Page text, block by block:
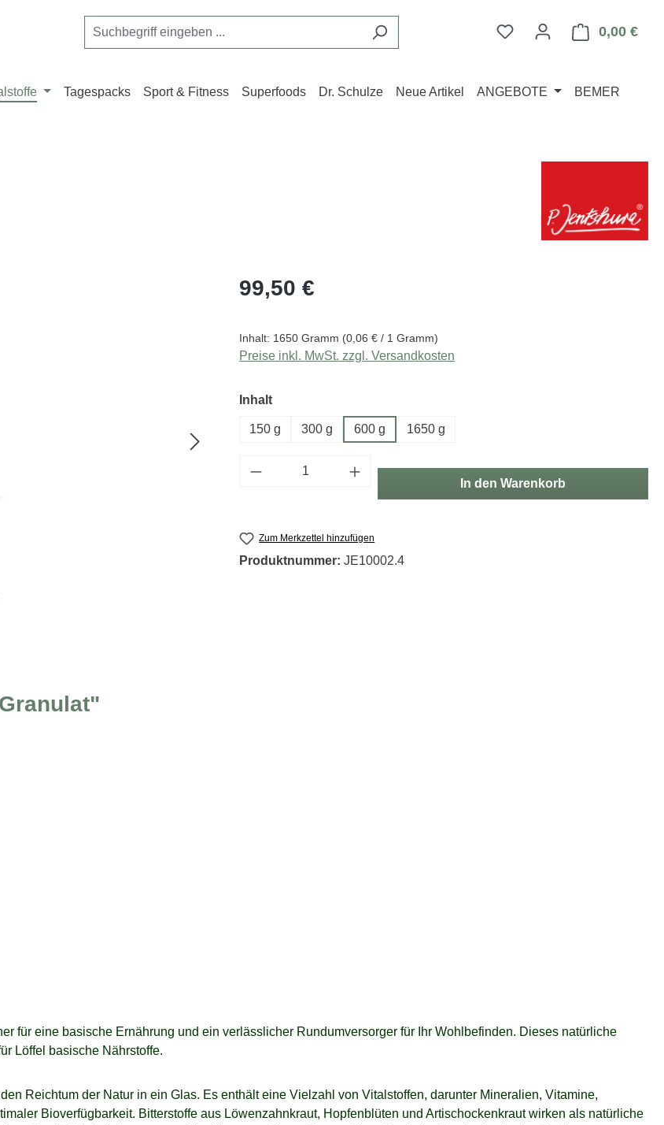
Du hast 0 Produkte auf
0,00 €
Tagespacks Sport & Fitness Superfoods Dr. Schulze Neue Artikel ANGEBOTE BEMER
Regulärer Preis:
99,50 €
Inhalt: 1650 Gramm (0,06 € / 1 Gramm)
Preise inkl. MwSt. zzgl. Versandkosten
Inhaltauswählen
150 g 300 g 600 g 1650 g
Produkt Anzahl: Gib den gewünschten Wert ein
In den Warenkorb
Zum Merkzettel hinzufügen
Produktnummer: JE10002.4
für eine basische Ernährung und ein verlässlicher Rundumversorger für Ihr Wohlbefinden. Dieses natürliche
Löffel basische Nährstoffe.
Reichtum der Natur in ein Glas. Es enthält eine Vielzahl von Vitalstoffen, darunter Mineralien, Vitamine,
Bioverfügbarkeit. Bitterstoffe aus Löwenzahnkraut, Hopfenblüten und Artischockenkraut wirken als natürliche